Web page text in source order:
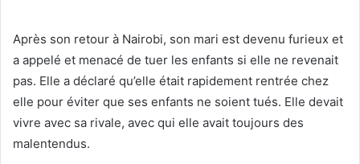
Après son retour à Nairobi, son mari est devenu furieux et
a appelé et menacé de tuer les enfants si elle ne revenait
pas. Elle a déclaré qu’elle était rapidement rentrée chez
elle pour éviter que ses enfants ne soient tués. Elle devait
vivre avec sa rivale, avec qui elle avait toujours des
malentendus.